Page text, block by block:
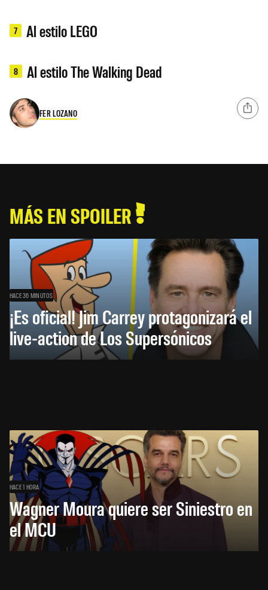
7 Al estilo LEGO
8 Al estilo The Walking Dead
FER LOZANO
MÁS EN SPOILER
HACE 36 MINUTOS
¡Es oficial! Jim Carrey protagonizará el
live-action de Los Supersónicos
HACE 1 HORA
Wagner Moura quiere ser Siniestro en
el MCU